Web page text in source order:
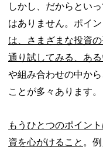
しかし、だからとい
はありません。ポイ
は、さまざまな投資
通り試してみる、あ
や組み合わせの中か
ことが多々あります。
もうひとつのポイン
資を心がけること 。